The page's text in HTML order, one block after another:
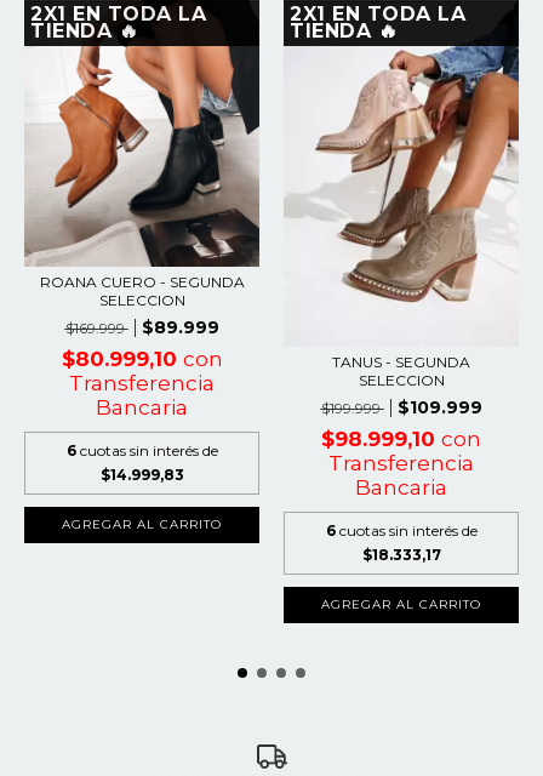
2X1 EN TODA LA
TIENDA 🔥
ROANA CUERO - SEGUNDA
SELECCION
$169.999
$89.999
$80.999,10 con
Transferencia
Bancaria
6 cuotas sin interés de
$14.999,83
AGREGAR AL CARRITO
2X1 EN TODA LA
TIENDA 🔥
TANUS - SEGUNDA
SELECCION
$199.999
$109.999
$98.999,10 con
Transferencia
Bancaria
6 cuotas sin interés de
$18.333,17
AGREGAR AL CARRITO